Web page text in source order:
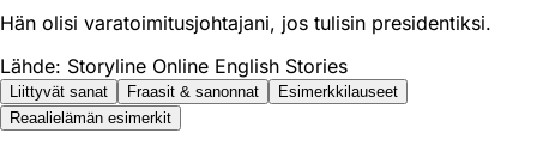
Hän olisi varatoimitusjohtajani, jos tulisin presidentiksi.
Lähde: Storyline Online English Stories
Liittyvät sanat Fraasit & sanonnat
Esimerkkilauseet
Reaali­elämän esimerkit